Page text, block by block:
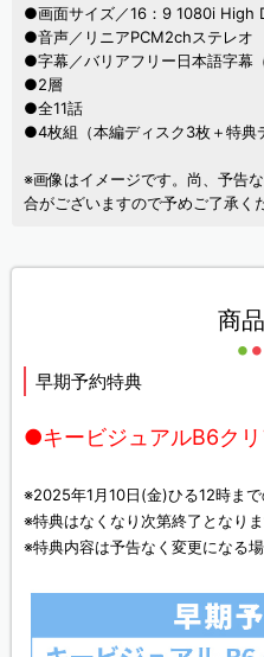
●画面サイズ／16：9 1080i High
●音声／リニアPCM2chステレオ
●字幕／バリアフリー日本語字幕
●2層
●全11話
●4枚組（本編ディスク3枚＋特典
※画像はイメージです。尚、予告
合がございますので予めご了承く
商
早期予約特典
●キービジュアルB6クリ
※2025年1月10日(金)ひる12時まで
※特典はなくなり次第終了となり
※特典内容は予告なく変更になる場